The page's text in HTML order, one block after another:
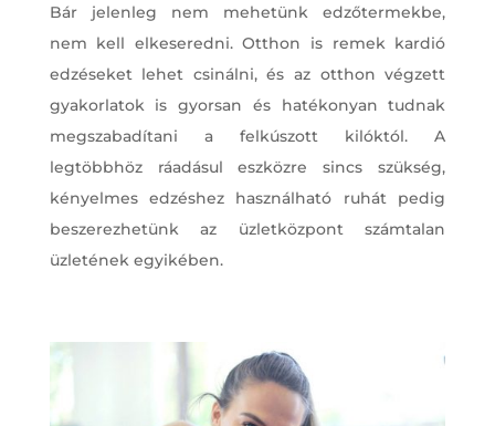
Bár jelenleg nem mehetünk edzőtermekbe,
nem kell elkeseredni. Otthon is remek kardió
edzéseket lehet csinálni, és az otthon végzett
gyakorlatok is gyorsan és hatékonyan tudnak
megszabadítani a felkúszott kilóktól. A
legtöbbhöz ráadásul eszközre sincs szükség,
kényelmes edzéshez használható ruhát pedig
beszerezhetünk az üzletközpont számtalan
üzletének egyikében.